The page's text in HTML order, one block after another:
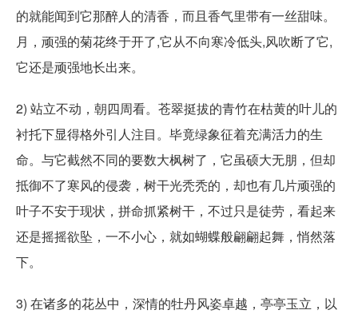
的就能闻到它那醉人的清香，而且香气里带有一丝甜味。
月，顽强的菊花终于开了,它从不向寒冷低头,风吹断了它,
它还是顽强地长出来。
2) 站立不动，朝四周看。苍翠挺拔的青竹在枯黄的叶儿的
衬托下显得格外引人注目。毕竟绿象征着充满活力的生
命。与它截然不同的要数大枫树了，它虽硕大无朋，但却
抵御不了寒风的侵袭，树干光秃秃的，却也有几片顽强的
叶子不安于现状，拼命抓紧树干，不过只是徒劳，看起来
还是摇摇欲坠，一不小心，就如蝴蝶般翩翩起舞，悄然落
下。
3) 在诸多的花丛中，深情的牡丹风姿卓越，亭亭玉立，以